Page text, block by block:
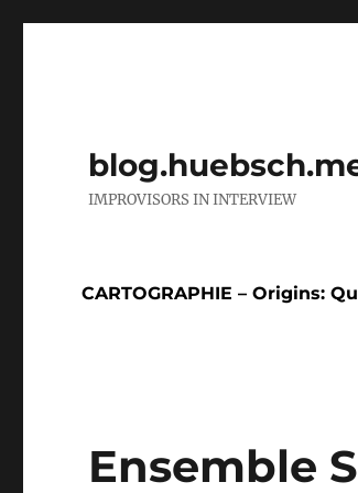
IMPROVISORS IN INTERVIEW
CARTOGRAPHIE – Origins:
Ensemble